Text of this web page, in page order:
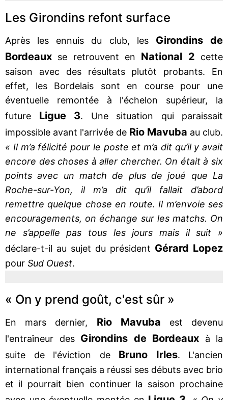
Les Girondins refont surface
Après les ennuis du club, les Girondins de
Bordeaux se retrouvent en National 2 cette
saison avec des résultats plutôt probants. En
effet, les Bordelais sont en course pour une
éventuelle remontée à l'échelon supérieur, la
future Ligue 3. Une situation qui paraissait
impossible avant l'arrivée de Rio Mavuba au club.
« Il m’a félicité pour le poste et m’a dit qu’il y avait
encore des choses à aller chercher. On était à six
points avec un match de plus de joué que La
Roche-sur-Yon, il m’a dit qu’il fallait d’abord
remettre quelque chose en route. Il m’envoie ses
encouragements, on échange sur les matchs. On
ne s’appelle pas tous les jours mais il suit »
déclare-t-il au sujet du président Gérard Lopez
pour Sud Ouest.
« On y prend goût, c'est sûr »
En mars dernier, Rio Mavuba est devenu
l'entraîneur des Girondins de Bordeaux à la
suite de l'éviction de Bruno Irles. L'ancien
international français a réussi ses débuts avec brio
et il pourrait bien continuer la saison prochaine